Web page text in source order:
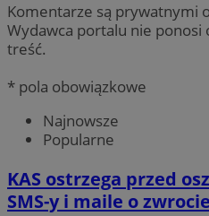
Komentarze są prywatnymi
Wydawca portalu nie ponosi
treść.
* pola obowiązkowe
Najnowsze
Popularne
KAS ostrzega przed
SMS-y i maile o